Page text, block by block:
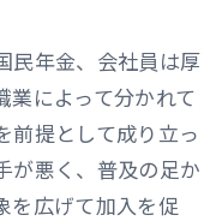
民年金、会社員は厚
業によって分かれて
前提として成り立っ
が悪く、普及の足か
を広げて加入を促